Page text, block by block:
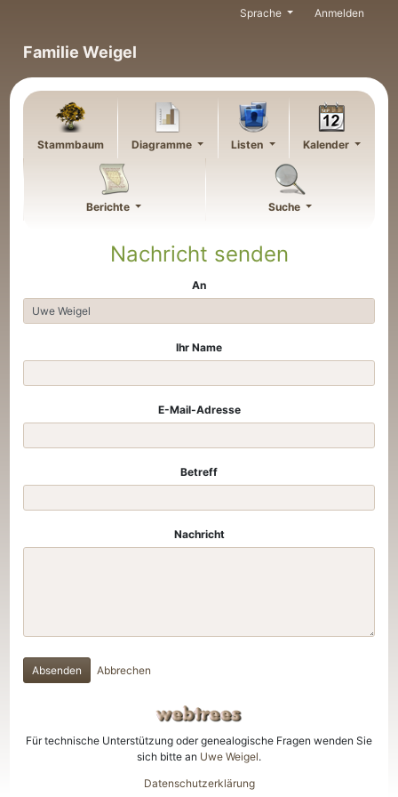
Familie Weigel
Sprache Anmelden
Stammbaum Diagramme Listen Kalender
Berichte Suche
Nachricht senden
An
Ihr Name
E-Mail-Adresse
Betreff
Nachricht
Absenden Abbrechen
Für technische Unterstützung oder genealogische Fragen wenden Sie
sich bitte an Uwe Weigel.
Datenschutzerklärung